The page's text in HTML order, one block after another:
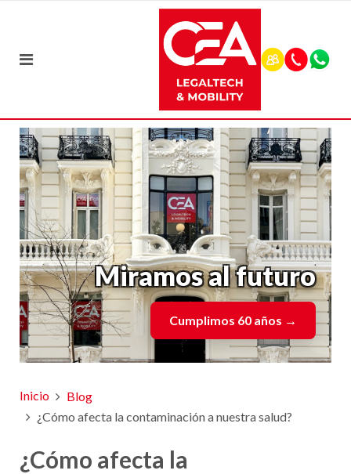
Miramos al futuro
Cumplimos 60 años →
Inicio
Blog
¿Cómo afecta la contaminación a nuestra salud?
¿Cómo afecta la